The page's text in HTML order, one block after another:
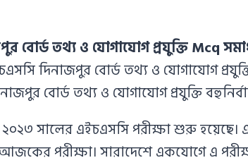
বোর্ড তথ্য ও যোগাযোগ প্রযুক্তি Mcq
দিনাজপুর বোর্ড তথ্য ও যোগাযোগ
বোর্ড তথ্য ও যোগাযোগ প্রযুক্তি
সালের এইচএসসি পরীক্ষা শুরু হয়েছে।
পরীক্ষা। সারাদেশে একযোগে এ